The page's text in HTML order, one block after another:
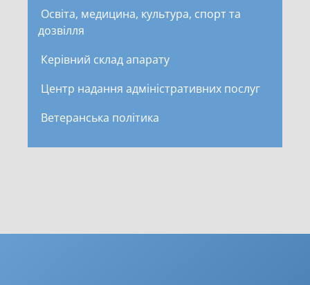
Освіта, медицина, культура, спорт та
дозвілля
Керівний склад апарату
Центр надання адміністративних послуг
Ветеранська політика